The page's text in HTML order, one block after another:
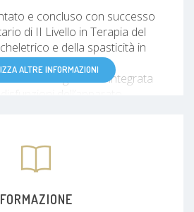
e concluso con successo
di II Livello in Terapia del
e della spasticità in
ha permesso di
la gestione integrata
in ambito
EULAR di capillaroscopia
ALTRE INFORMAZIONI
FORMAZIONE